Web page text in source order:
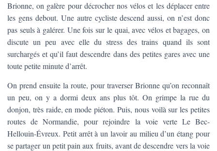
Brionne, on galère pour décrocher nos vélos et les déplacer entre
les gens debout. Une autre cycliste descend aussi, on n’est donc
pas seuls à galérer. Une fois sur le quai, avec vélos et bagages, on
discute un peu avec elle du stress des trains quand ils sont
surchargés et qu’il faut descendre dans des petites gares avec une
toute petite minute d’arrêt.
On prend ensuite la route, pour traverser Brionne qu’on reconnaît
un peu, on y a dormi deux ans plus tôt. On grimpe la rue du
donjon, très raide, en mode piéton. Puis, nous voilà sur les petites
routes de Normandie, pour rejoindre la voie verte Le Bec-
Hellouin-Évreux. Petit arrêt à un lavoir au milieu d’un étang pour
se partager un petit pain aux fruits, avant de descendre vers la voie